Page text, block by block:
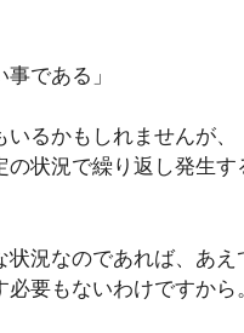
である」
いるかもしれませんが
の状況で繰り返し発生
状況なのであれば、あ
要もないわけですから